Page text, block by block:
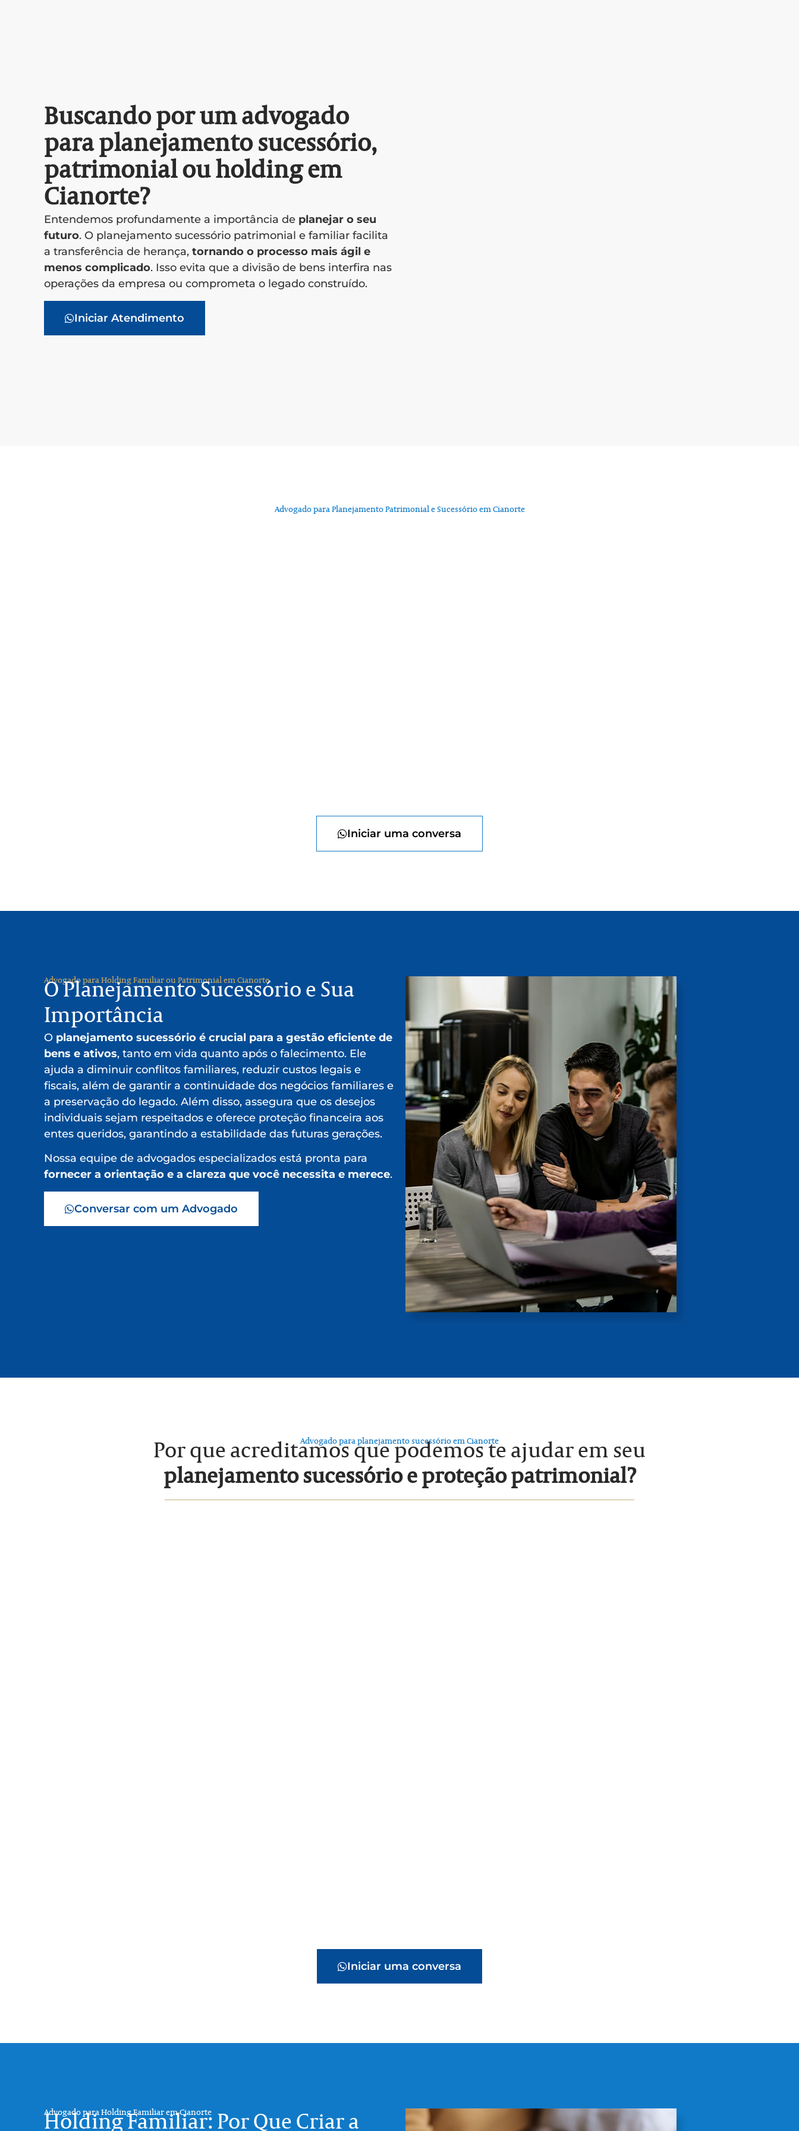
Buscando por um advogado
para planejamento sucessório,
patrimonial ou holding em
Cianorte?
Entendemos profundamente a importância de planejar o seu
futuro. O planejamento sucessório patrimonial e familiar facilita
a transferência de herança, tornando o processo mais ágil e
menos complicado. Isso evita que a divisão de bens interfira nas
operações da empresa ou comprometa o legado construído.
Iniciar Atendimento
Advogado para Planejamento Patrimonial e Sucessório em Cianorte
Iniciar uma conversa
Advogado para Holding Familiar ou Patrimonial em Cianorte
O Planejamento Sucessório e Sua
Importância
O planejamento sucessório é crucial para a gestão eficiente de
bens e ativos, tanto em vida quanto após o falecimento. Ele
ajuda a diminuir conflitos familiares, reduzir custos legais e
fiscais, além de garantir a continuidade dos negócios familiares e
a preservação do legado. Além disso, assegura que os desejos
individuais sejam respeitados e oferece proteção financeira aos
entes queridos, garantindo a estabilidade das futuras gerações.
Nossa equipe de advogados especializados está pronta para
fornecer a orientação e a clareza que você necessita e merece.
Conversar com um Advogado
Advogado para planejamento sucessório em Cianorte
Por que acreditamos que podemos te ajudar em seu
planejamento sucessório e proteção patrimonial?
Iniciar uma conversa
Advogado para Holding Familiar em Cianorte
Holding Familiar: Por Que Criar a